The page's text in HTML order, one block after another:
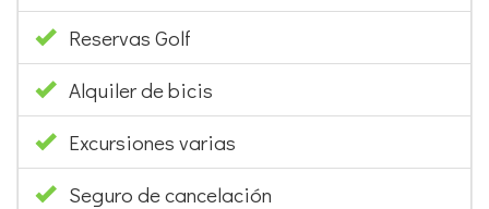
Reservas Golf
Alquiler de bicis
Excursiones varias
Seguro de cancelación